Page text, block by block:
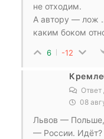
не отходим.
А автору — лож
каким боком
6 -12
Ответ
08
Львов —
— России. Идёт?